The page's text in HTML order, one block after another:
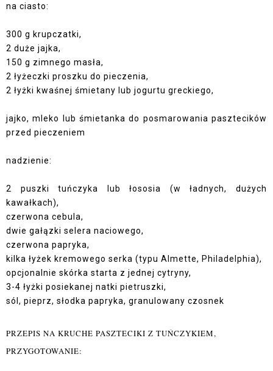
na ciasto:
300 g krupczatki,
2 duże jajka,
150 g zimnego masła,
2 łyżeczki proszku do pieczenia,
2 łyżki kwaśnej śmietany lub jogurtu greckiego,
jajko, mleko lub śmietanka do posmarowania pasztecików
przed pieczeniem
nadzienie:
2 puszki tuńczyka lub łososia (w ładnych, dużych
kawałkach),
czerwona cebula,
dwie gałązki selera naciowego,
czerwona papryka,
kilka łyżek kremowego serka (typu Almette, Philadelphia),
opcjonalnie skórka starta z jednej cytryny,
3-4 łyżki posiekanej natki pietruszki,
sól, pieprz, słodka papryka, granulowany czosnek
PRZEPIS NA KRUCHE PASZTECIKI Z TUŃCZYKIEM,
PRZYGOTOWANIE: